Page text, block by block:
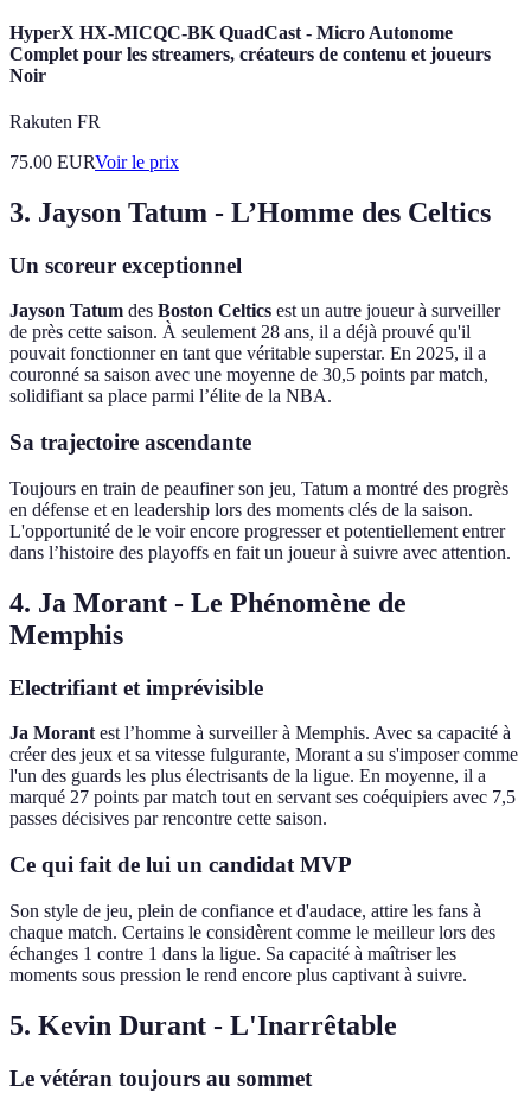
HyperX HX-MICQC-BK QuadCast - Micro Autonome
Complet pour les streamers, créateurs de contenu et joueurs
Noir
Rakuten FR
75.00 EURVoir le prix
3. Jayson Tatum - L’Homme des Celtics
Un scoreur exceptionnel
Jayson Tatum des Boston Celtics est un autre joueur à surveiller
de près cette saison. À seulement 28 ans, il a déjà prouvé qu'il
pouvait fonctionner en tant que véritable superstar. En 2025, il a
couronné sa saison avec une moyenne de 30,5 points par match,
solidifiant sa place parmi l’élite de la NBA.
Sa trajectoire ascendante
Toujours en train de peaufiner son jeu, Tatum a montré des progrès
en défense et en leadership lors des moments clés de la saison.
L'opportunité de le voir encore progresser et potentiellement entrer
dans l’histoire des playoffs en fait un joueur à suivre avec attention.
4. Ja Morant - Le Phénomène de
Memphis
Electrifiant et imprévisible
Ja Morantest l’homme à surveiller à Memphis. Avec sa capacité à
créer des jeux et sa vitesse fulgurante, Morant a su s'imposer comme
l'un des guards les plus électrisants de la ligue. En moyenne, il a
marqué 27 points par match tout en servant ses coéquipiers avec 7,5
passes décisives par rencontre cette saison.
Ce qui fait de lui un candidat MVP
Son style de jeu, plein de confiance et d'audace, attire les fans à
chaque match. Certains le considèrent comme le meilleur lors des
échanges 1 contre 1 dans la ligue. Sa capacité à maîtriser les
moments sous pression le rend encore plus captivant à suivre.
5. Kevin Durant - L'Inarrêtable
Le vétéran toujours au sommet